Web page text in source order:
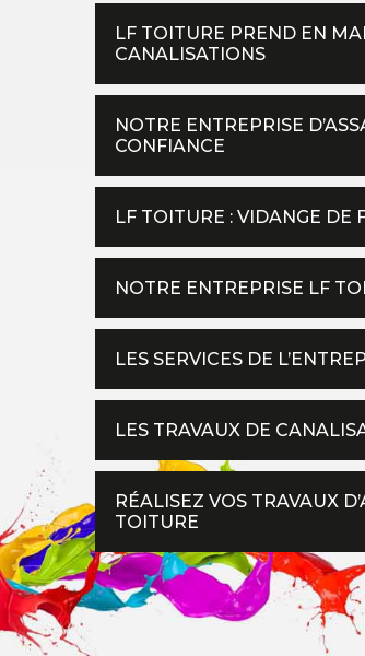
LF TOITURE PREND EN
CANALISATIONS
NOTRE ENTREPRISE
CONFIANCE
LF TOITURE : VIDANGE DE
NOTRE ENTREPRISE LF
LES SERVICES DE
LES TRAVAUX DE
RÉALISEZ VOS TRAVAUX
TOITURE